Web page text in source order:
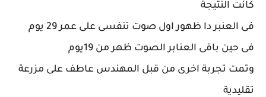
كانت النتيجة
فى العنبر دا ظهور اول صوت تنفسى على عمر 29 يوم
فى حين باقى العنابر الصوت ظهر من 19يوم
وتمت تجربة اخرى من قبل المهندس عاطف على مزرعة
تقليدية